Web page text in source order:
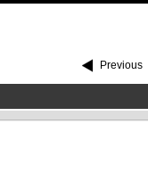
Previous